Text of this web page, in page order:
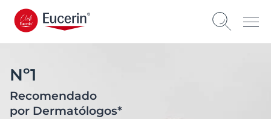
Nº1
Recomendado
por Dermatólogos*